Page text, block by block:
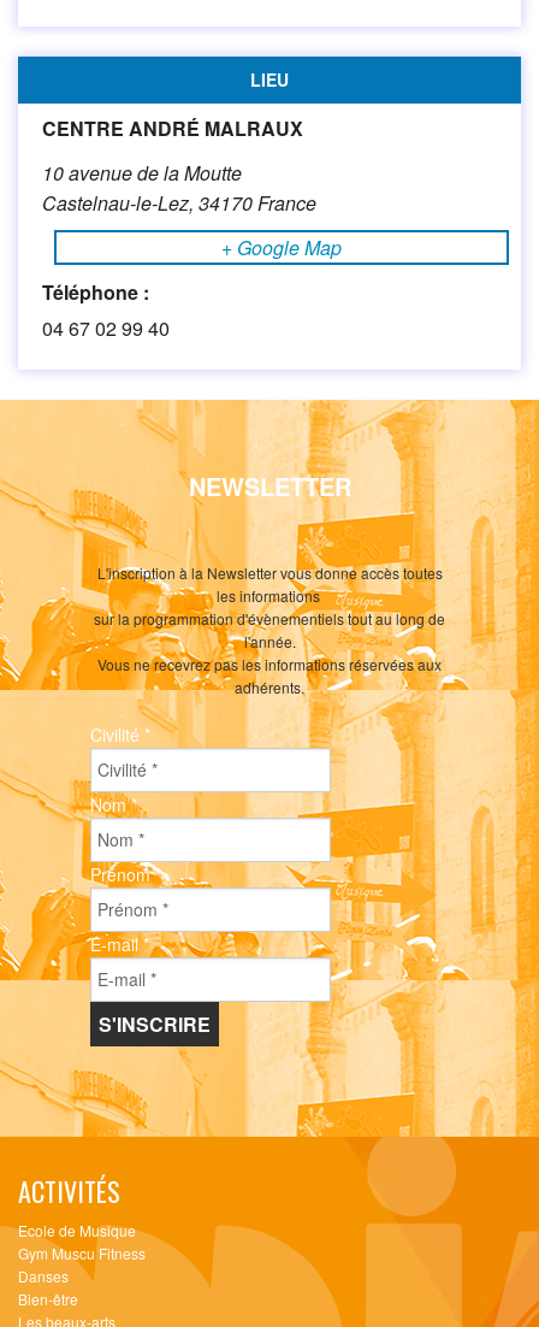
LIEU
CENTRE ANDRÉ MALRAUX
10 avenue de la Moutte
Castelnau-le-Lez, 34170France
+ Google Map
Téléphone :
04 67 02 99 40
NEWSLETTER
L'inscription à la Newsletter vous donne accès toutes
les informations
sur la programmation d'évènementiels tout au long de
l'année.
Vous ne recevrez pas les informations réservées aux
adhérents.
Civilité *
Nom*
Prénom*
E-mail*
ACTIVITÉS
Ecole de Musique
Gym Muscu Fitness
Danses
Bien-être
Les beaux-arts